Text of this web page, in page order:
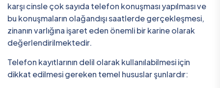
karşı cinsle çok sayıda telefon konuşması yapılması ve
bu konuşmaların olağandışı saatlerde gerçekleşmesi,
zinanın varlığına işaret eden önemli bir karine olarak
değerlendirilmektedir.
Telefon kayıtlarının delil olarak kullanılabilmesi için
dikkat edilmesi gereken temel hususlar şunlardır: